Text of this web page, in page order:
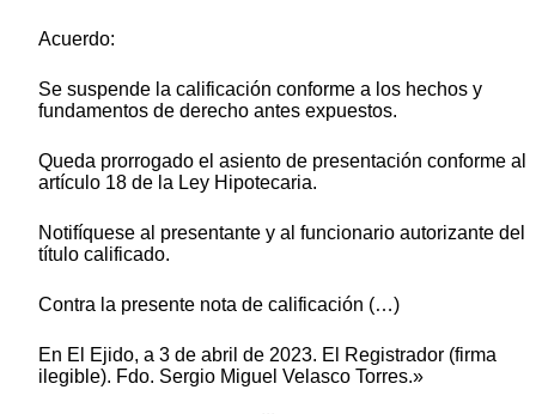
Acuerdo:
Se suspende la calificación conforme a los hechos y
fundamentos de derecho antes expuestos.
Queda prorrogado el asiento de presentación conforme al
artículo 18 de la Ley Hipotecaria.
Notifíquese al presentante y al funcionario autorizante del
título calificado.
Contra la presente nota de calificación (…)
En El Ejido, a 3 de abril de 2023. El Registrador (firma
ilegible). Fdo. Sergio Miguel Velasco Torres.»